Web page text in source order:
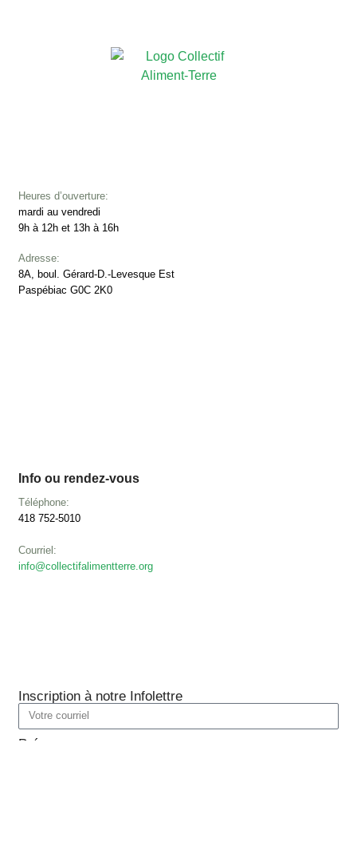
Heures d’ouverture:
mardi au vendredi
9h à 12h et 13h à 16h
Adresse:
8A, boul. Gérard-D.-Levesque Est
Paspébiac G0C 2K0
Info ou rendez-vous
Téléphone:
418 752-5010
Courriel:
info@collectifalimentterre.org
Inscription à notre Infolettre
Prénom